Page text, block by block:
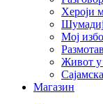
Хероји
Мој
Живот у
Магазин